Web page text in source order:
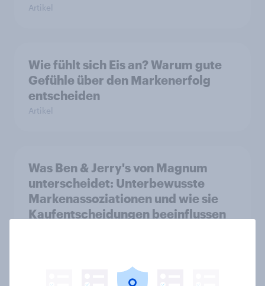
Artikel
Wie fühlt sich Eis an? Warum gute
Gefühle über den Markenerfolg
entscheiden
Artikel
Was Ben & Jerry's von Magnum
unterscheidet: Unterbewusste
Markenassoziationen und wie sie
Kaufentscheidungen beeinflussen